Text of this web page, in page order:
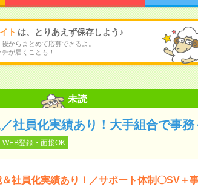
ト は、とりあえず保存しよう♪
からまとめて応募できるよ。
が届くことも！
未読
社員化実績あり！大手組合で事務
WEB登録・面接OK
社員化実績あり！／サポート体制〇SV＋事